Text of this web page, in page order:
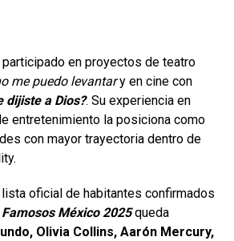
participado en proyectos de teatro
me puedo levantary en cine con
dijiste a Dios?. Su experiencia en
entretenimiento la posiciona como
con mayor trayectoria dentro de
oficial de habitantes confirmados
México 2025queda
Olivia Collins, Aarón Mercury,